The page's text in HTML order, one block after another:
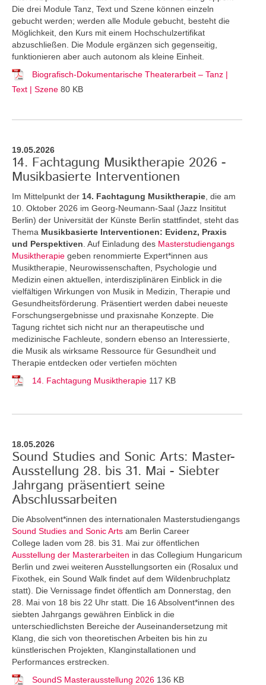
Die drei Module Tanz, Text und Szene können einzeln
gebucht werden; werden alle Module gebucht, besteht die
Möglichkeit, den Kurs mit einem Hochschulzertifikat
abzuschließen. Die Module ergänzen sich gegenseitig,
funktionieren aber auch autonom als kleine Einheit.
Biografisch-Dokumentarische Theaterarbeit – Tanz |
Text | Szene 80 KB
19.05.2026
14. Fachtagung Musiktherapie 2026 -
Musikbasierte Interventionen
Im Mittelpunkt der 14. Fachtagung Musiktherapie , die am
10. Oktober 2026 im Georg-Neumann-Saal (Jazz Insititut
Berlin) der Universität der Künste Berlin stattfindet, steht das
Thema Musikbasierte Interventionen: Evidenz, Praxis
und Perspektiven . Auf Einladung des Masterstudiengangs
Musiktherapie geben renommierte Expert*innen aus
Musiktherapie, Neurowissenschaften, Psychologie und
Medizin einen aktuellen, interdisziplinären Einblick in die
vielfältigen Wirkungen von Musik in Medizin, Therapie und
Gesundheitsförderung. Präsentiert werden dabei neueste
Forschungsergebnisse und praxisnahe Konzepte. Die
Tagung richtet sich nicht nur an therapeutische und
medizinische Fachleute, sondern ebenso an Interessierte,
die Musik als wirksame Ressource für Gesundheit und
Therapie entdecken oder vertiefen möchten
14. Fachtagung Musiktherapie 117 KB
18.05.2026
Sound Studies and Sonic Arts: Master-
Ausstellung 28. bis 31. Mai - Siebter
Jahrgang präsentiert seine
Abschlussarbeiten
Die Absolvent*innen des internationalen Masterstudiengangs
Sound Studies and Sonic Arts am Berlin Career
College laden vom 28. bis 31. Mai zur öffentlichen
Ausstellung der Masterarbeiten in das Collegium Hungaricum
Berlin und zwei weiteren Ausstellungsorten ein (Rosalux und
Fixothek, ein Sound Walk findet auf dem Wildenbruchplatz
statt). Die Vernissage findet öffentlich am Donnerstag, den
28. Mai von 18 bis 22 Uhr statt. Die 16 Absolvent*innen des
siebten Jahrgangs gewähren Einblick in die
unterschiedlichsten Bereiche der Auseinandersetzung mit
Klang, die sich von theoretischen Arbeiten bis hin zu
künstlerischen Projekten, Klanginstallationen und
Performances erstrecken.
SoundS Masterausstellung 2026 136 KB